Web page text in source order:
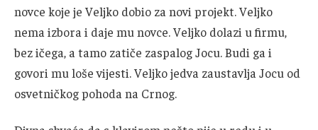
novce koje je Veljko dobio za novi projekt. Veljko
nema izbora i daje mu novce. Veljko dolazi u firmu,
bez ičega, a tamo zatiče zaspalog Jocu. Budi ga i
govori mu loše vijesti. Veljko jedva zaustavlja Jocu od
osvetničkog pohoda na Crnog.